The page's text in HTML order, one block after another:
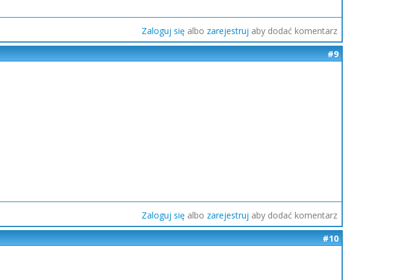
Zaloguj się albo zarejestruj aby dodać komentarz
#9
Zaloguj się albo zarejestruj aby dodać komentarz
#10